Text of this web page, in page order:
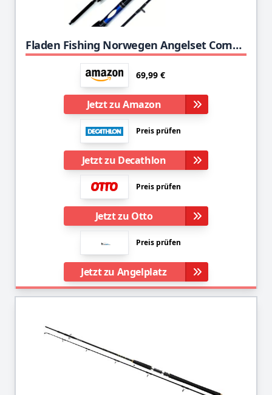
Fladen Fishing Norwegen Angelset Combo Boot Hochsee Rute 2,10m 20-30 lbs/Bootsrute + Multirolle + Schnur
69,99 €
Jetzt zu Amazon
Preis prüfen
Jetzt zu Decathlon
Preis prüfen
Jetzt zu Otto
Preis prüfen
Jetzt zu Angelplatz